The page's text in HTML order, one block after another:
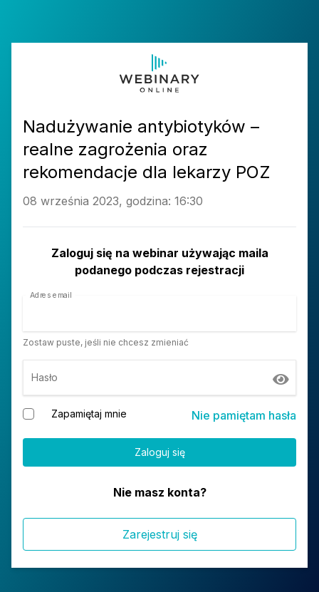
Nadużywanie antybiotyków –
realne zagrożenia oraz
rekomendacje dla lekarzy POZ
08 września 2023, godzina: 16:30
Zaloguj się na webinar używając maila
podanego podczas rejestracji
Adres email
Zostaw puste, jeśli nie chcesz zmieniać
Hasło
Zapamiętaj mnie Nie pamiętam hasła
Nie masz konta?
Zarejestruj się